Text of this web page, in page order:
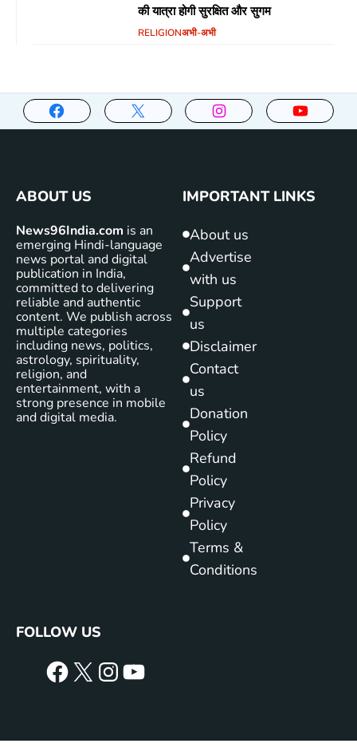
की यात्रा होगी सुरक्षित और सुगम
RELIGIONअभी-अभी
ABOUT US
News96India.com is an
emerging Hindi-language
news portal and digital
publication in India,
committed to delivering
reliable and authentic
content. We publish across
multiple categories
including news, politics,
astrology, spirituality,
religion, and
entertainment, with a
strong presence in mobile
and digital media.
IMPORTANT LINKS
About us
Advertise
with us
Support
us
Disclaimer
Contact
us
Donation
Policy
Refund
Policy
Privacy
Policy
Terms &
Conditions
FOLLOW US